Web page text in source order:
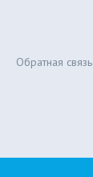
Обратная связь